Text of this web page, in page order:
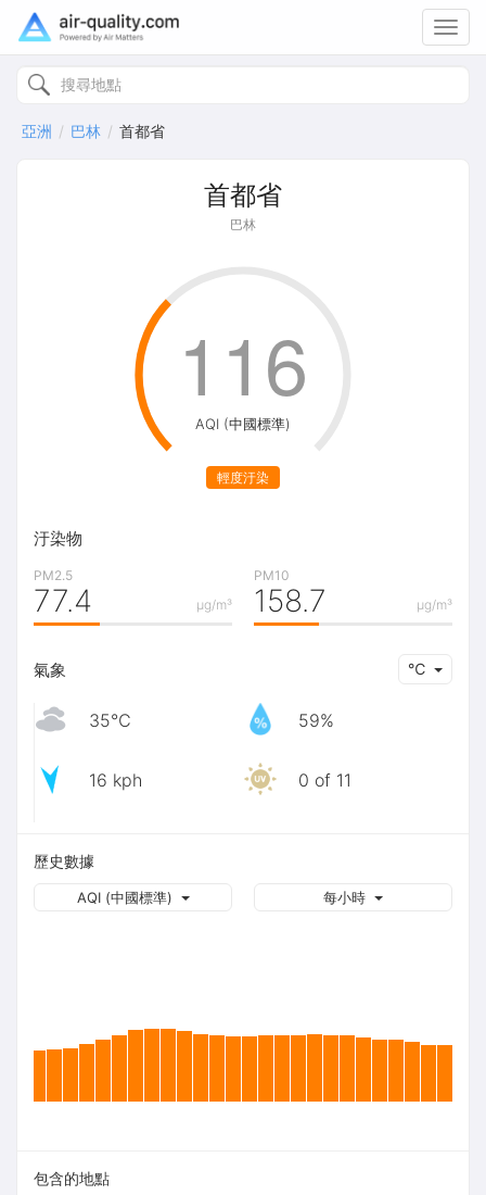
亞洲 巴林 首都省
首都省
巴林
AQI (中國標準)
輕度汙染
116
汙染物
PM2.5
μg/m³
77.4
PM10
μg/m³
158.7
氣象 ℃
35℃ 59%
16 kph 0 of 11
歷史數據
每小時
AQI (中國標準)
包含的地點